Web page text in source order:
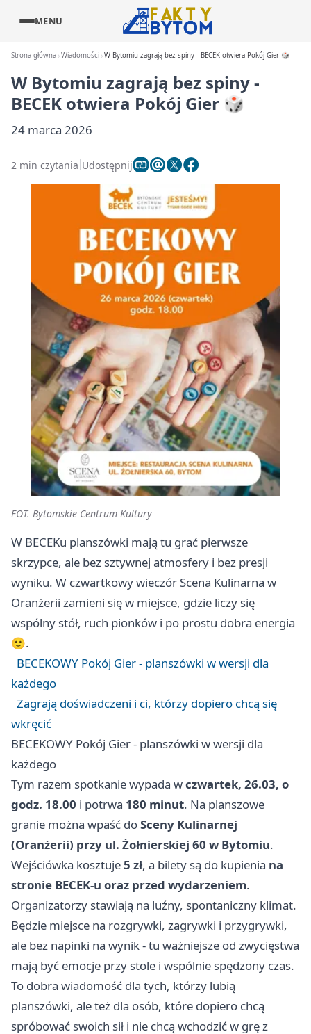
MENU
Strona główna Wiadomości W Bytomiu zagrają bez spiny - BECEK otwiera Pokój Gier 🎲
W Bytomiu zagrają bez spiny -
BECEK otwiera Pokój Gier 🎲
24 marca 2026
2 min czytania Udostępnij
FOT. Bytomskie Centrum Kultury
W BECEKu planszówki mają tu grać pierwsze
skrzypce, ale bez sztywnej atmosfery i bez presji
wyniku. W czwartkowy wieczór Scena Kulinarna w
Oranżerii zamieni się w miejsce, gdzie liczy się
wspólny stół, ruch pionków i po prostu dobra energia
🙂.
BECEKOWY Pokój Gier - planszówki w wersji dla
każdego
Zagrają doświadczeni i ci, którzy dopiero chcą się
wkręcić
BECEKOWY Pokój Gier - planszówki w wersji dla
każdego
Tym razem spotkanie wypada wczwartek, 26.03, o
godz. 18.00 i potrwa 180 minut. Na planszowe
granie można wpaść doSceny Kulinarnej
(Oranżerii) przy ul. Żołnierskiej 60 w Bytomiu.
Wejściówka kosztuje5 zł, a bilety są do kupienia na
stronie BECEK-u oraz przed wydarzeniem.
Organizatorzy stawiają na luźny, spontaniczny klimat.
Będzie miejsce na rozgrywki, zagrywki i przygrywki,
ale bez napinki na wynik - tu ważniejsze od zwycięstwa
mają być emocje przy stole i wspólnie spędzony czas.
To dobra wiadomość dla tych, którzy lubią
planszówki, ale też dla osób, które dopiero chcą
spróbować swoich sił i nie chcą wchodzić w grę z